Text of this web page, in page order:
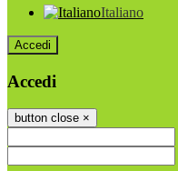
Italiano
Accedi
Accedi
button close ×